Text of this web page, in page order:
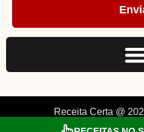
Receita Certa @